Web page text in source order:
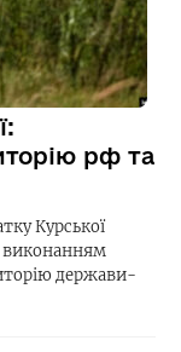
рф та
Курської
виконанням
держави-